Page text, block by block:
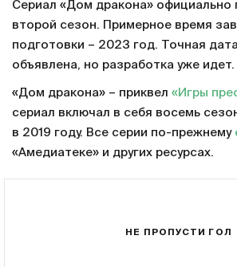
Сериал «Дом дракона» официально
второй сезон. Примерное время
подготовки – 2023 год. Точная
объявлена, но разработка уже идет.
«Дом дракона» – приквел «Игры
сериал включал в себя восемь
в 2019 году. Все серии по-прежнему
«Амедиатеке» и других ресурсах.
НЕ ПРОПУСТИ ГОЛ